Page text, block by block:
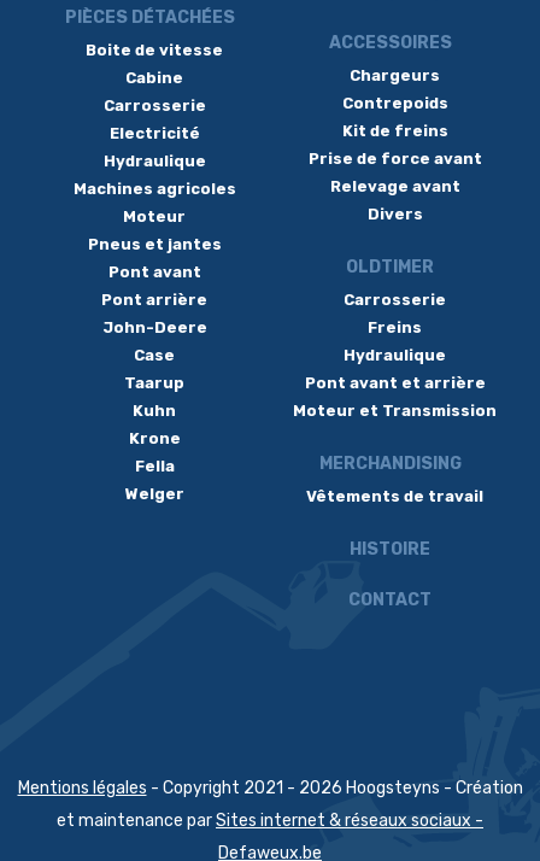
PIÈCES DÉTACHÉES
Boite de vitesse
Cabine
Carrosserie
Electricité
Hydraulique
Machines agricoles
Moteur
Pneus et jantes
Pont avant
Pont arrière
John-Deere
Case
Taarup
Kuhn
Krone
Fella
Welger
ACCESSOIRES
Chargeurs
Contrepoids
Kit de freins
Prise de force avant
Relevage avant
Divers
OLDTIMER
Carrosserie
Freins
Hydraulique
Pont avant et arrière
Moteur et Transmission
MERCHANDISING
Vêtements de travail
HISTOIRE
CONTACT
Mentions légales - Copyright 2021 - 2026 Hoogsteyns - Création
et maintenance parSites internet & réseaux sociaux -
Defaweux.be